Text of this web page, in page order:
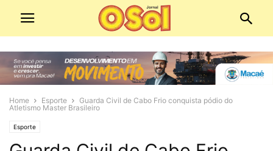
Home Esporte
Guarda Civil de Cabo Frio conquista pódio do
Atletismo Master Brasileiro
Esporte